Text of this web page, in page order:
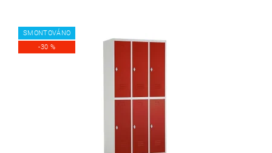
SMONTOVÁNO
-30 %